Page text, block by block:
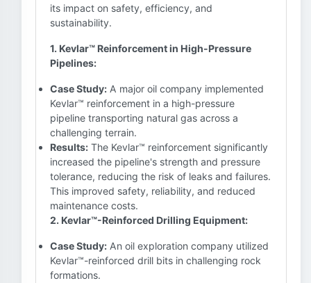
its impact on safety, efficiency, and
sustainability.
1. Kevlar™ Reinforcement in High-Pressure
Pipelines:
Case Study: A major oil company implemented
Kevlar™ reinforcement in a high-pressure
pipeline transporting natural gas across a
challenging terrain.
Results: The Kevlar™ reinforcement significantly
increased the pipeline's strength and pressure
tolerance, reducing the risk of leaks and failures.
This improved safety, reliability, and reduced
maintenance costs.
2. Kevlar™-Reinforced Drilling Equipment:
Case Study: An oil exploration company utilized
Kevlar™-reinforced drill bits in challenging rock
formations.